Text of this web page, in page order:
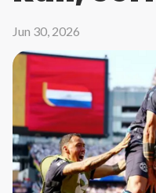
Jun 30, 2026